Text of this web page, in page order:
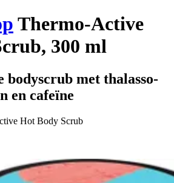
Thermo-Active
300 ml
bodyscrub met thalasso-
en cafeïne
Hot Body Scrub